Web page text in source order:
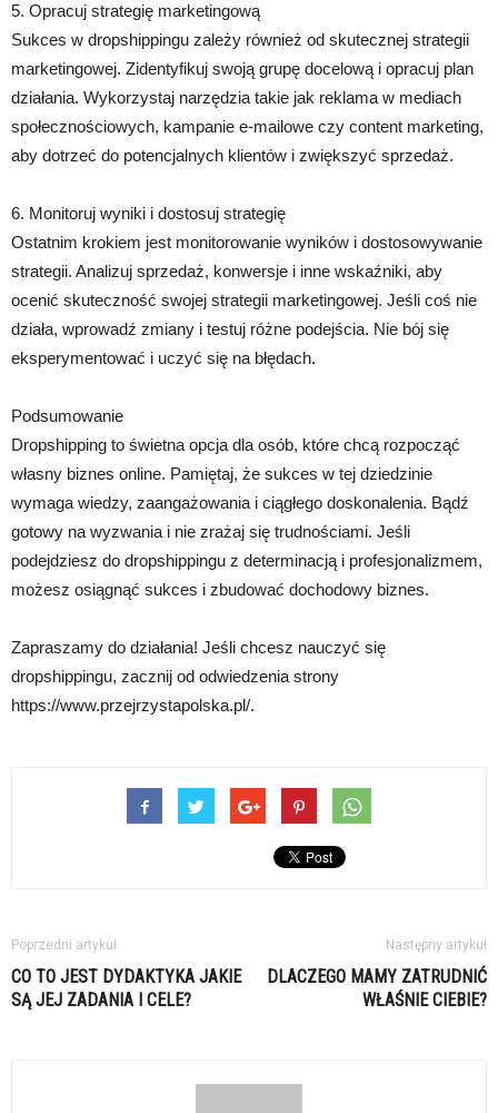
5. Opracuj strategię marketingową
Sukces w dropshippingu zależy również od skutecznej strategii
marketingowej. Zidentyfikuj swoją grupę docelową i opracuj plan
działania. Wykorzystaj narzędzia takie jak reklama w mediach
społecznościowych, kampanie e-mailowe czy content marketing,
aby dotrzeć do potencjalnych klientów i zwiększyć sprzedaż.
6. Monitoruj wyniki i dostosuj strategię
Ostatnim krokiem jest monitorowanie wyników i dostosowywanie
strategii. Analizuj sprzedaż, konwersje i inne wskaźniki, aby
ocenić skuteczność swojej strategii marketingowej. Jeśli coś nie
działa, wprowadź zmiany i testuj różne podejścia. Nie bój się
eksperymentować i uczyć się na błędach.
Podsumowanie
Dropshipping to świetna opcja dla osób, które chcą rozpocząć
własny biznes online. Pamiętaj, że sukces w tej dziedzinie
wymaga wiedzy, zaangażowania i ciągłego doskonalenia. Bądź
gotowy na wyzwania i nie zrażaj się trudnościami. Jeśli
podejdziesz do dropshippingu z determinacją i profesjonalizmem,
możesz osiągnąć sukces i zbudować dochodowy biznes.
Zapraszamy do działania! Jeśli chcesz nauczyć się
dropshippingu, zacznij od odwiedzenia strony
https://www.przejrzystapolska.pl/.
Poprzedni artykuł
CO TO JEST DYDAKTYKA JAKIE
SĄ JEJ ZADANIA I CELE?
Następny artykuł
DLACZEGO MAMY ZATRUDNIĆ
WŁAŚNIE CIEBIE?